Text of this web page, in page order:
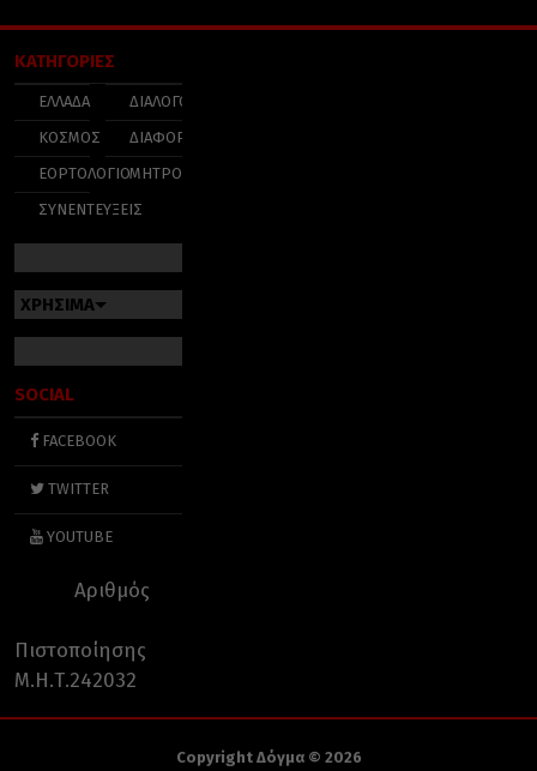
ΚΑΤΗΓΟΡΙΕΣ
ΕΛΛΑΔΑ
ΚΟΣΜΟΣ
ΕΟΡΤΟΛΟΓΙΟ
ΣΥΝΕΝΤΕΥΞΕΙΣ
ΔΙΑΛΟΓΟΣ
ΔΙΑΦΟΡΑ
ΜΗΤΡΟΠΟΛΕΙΣ
ΧΡΗΣΙΜΑ
SOCIAL
FACEBOOK
TWITTER
YOUTUBE
Αριθμός
Πιστοποίησης
Μ.Η.Τ.242032
Copyright Δόγμα © 2026